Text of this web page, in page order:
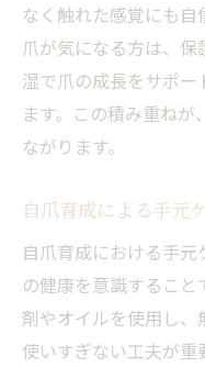
なく触れた感覚にも
爪が気になる方は、
湿で爪の成長をサポ
ます。この積み重ね
ながります。
自爪育成による手元
自爪育成における手
の健康を意識するこ
剤やオイルを使用し、
使いすぎない工夫が